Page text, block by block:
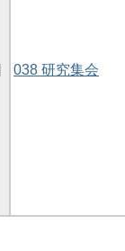
038 研究集会